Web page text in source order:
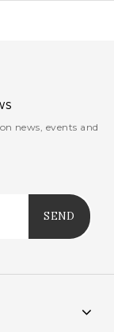
news, events and